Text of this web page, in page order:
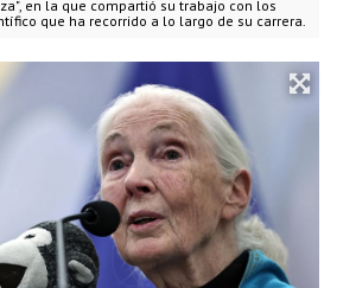
en la que compartió su trabajo con los
que ha recorrido a lo largo de su carrera.